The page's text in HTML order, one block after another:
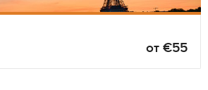
от €55